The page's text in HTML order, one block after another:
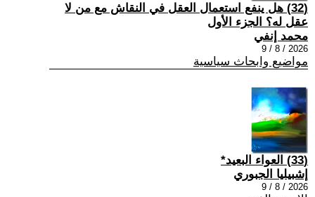
(32) هل ينفع استعمال العقل في النقاش مع من لا
عقل له؟ الجزء الأول
محمد إنفي
2026 / 8 / 9
مواضيع وابحاث سياسية
(33) العواء البعيد*
إشبيليا الجبوري
2026 / 8 / 9